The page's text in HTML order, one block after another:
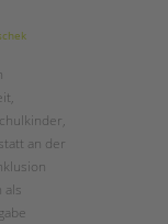
an der
als